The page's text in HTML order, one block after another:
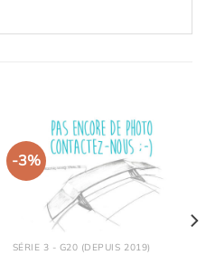
-3%
SÉRIE 3 - G20 (DEPUIS 2019)